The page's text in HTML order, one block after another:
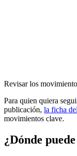
Revisar los
Para quien quiera
publicación, la ficha
movimientos clave.
¿Dónde